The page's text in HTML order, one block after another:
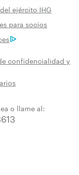
ejército IHG
para socios
confidencialidad y
o llame al: